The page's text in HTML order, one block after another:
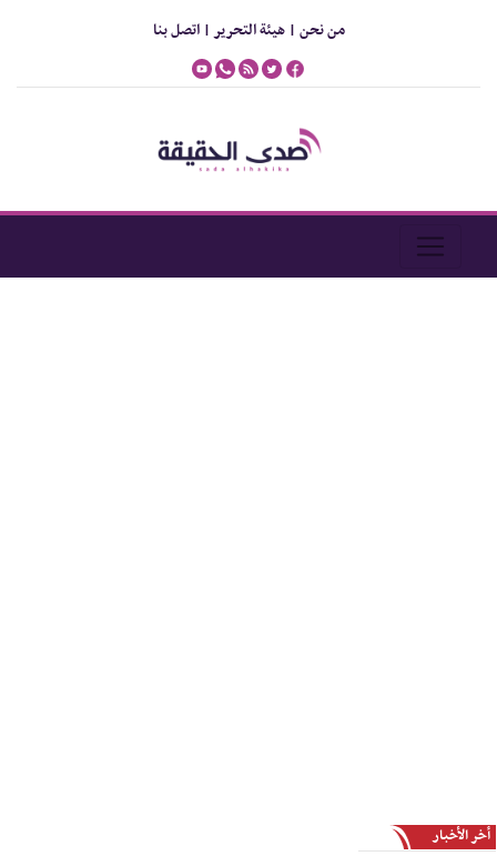
من نحن |هيئة التحرير |اتصل بنا
أخر الأخبار